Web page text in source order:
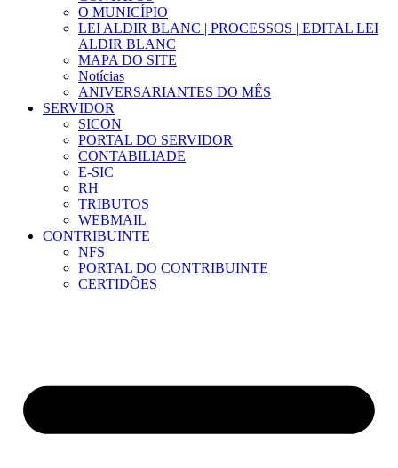
O MUNICÍPIO
LEI ALDIR BLANC | PROCESSOS | EDITAL LEI
ALDIR BLANC
MAPA DO SITE
Notícias
ANIVERSARIANTES DO MÊS
SERVIDOR
SICON
PORTAL DO SERVIDOR
CONTABILIADE
E-SIC
RH
TRIBUTOS
WEBMAIL
CONTRIBUINTE
NFS
PORTAL DO CONTRIBUINTE
CERTIDÕES